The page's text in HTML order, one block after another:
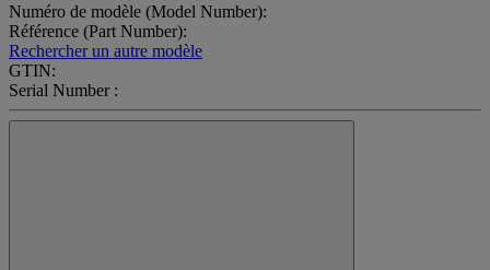
Numéro de modèle (Model Number):
Référence (Part Number):
Rechercher un autre modèle
GTIN:
Serial Number :